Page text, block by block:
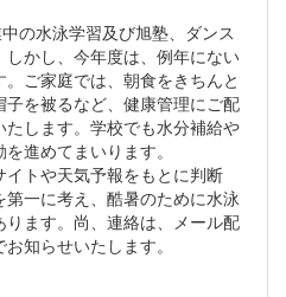
の水泳学習及び旭塾、ダンス
かし、今年度は、例年にない
ご家庭では、朝食をきちんと
を被るなど、健康管理にご配
します。学校でも水分補給や
進めてまいります。
トや天気予報をもとに判断
第一に考え、酷暑のために水泳
ます。尚、連絡は、メール配
知らせいたします。